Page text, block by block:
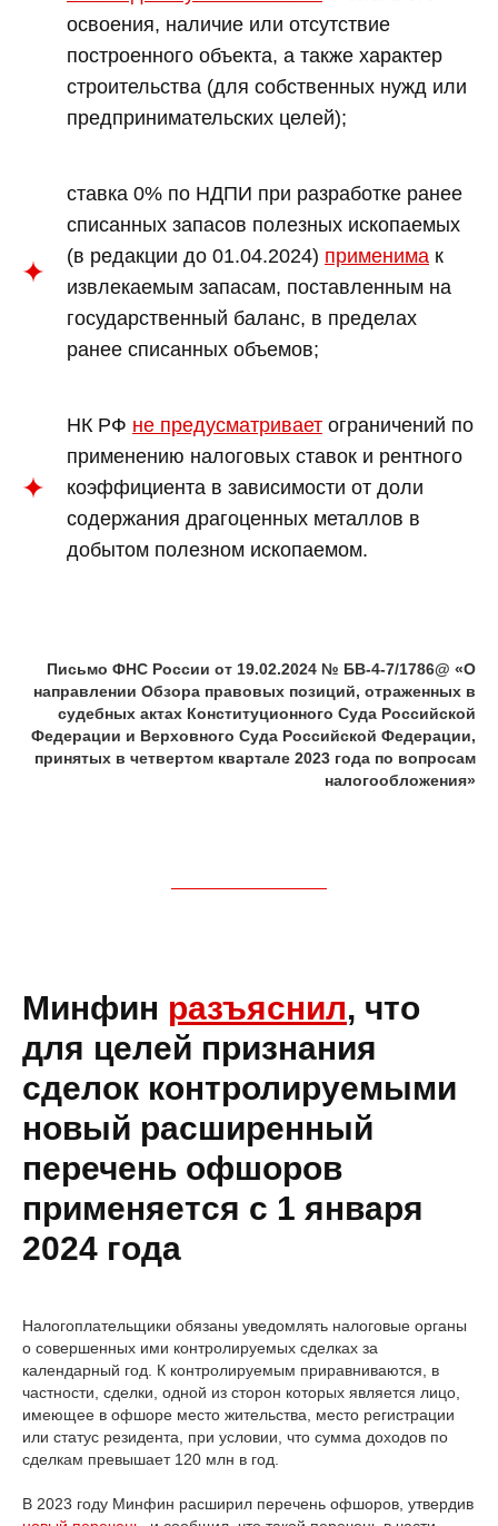
освоения, наличие или отсутствие
построенного объекта, а также характер
строительства (для собственных нужд или
предпринимательских целей);
ставка 0% по НДПИ при разработке ранее
списанных запасов полезных ископаемых
(в редакции до 01.04.2024) применима к
извлекаемым запасам, поставленным на
государственный баланс, в пределах
ранее списанных объемов;
НК РФ не предусматривает ограничений по
применению налоговых ставок и рентного
коэффициента в зависимости от доли
содержания драгоценных металлов в
добытом полезном ископаемом.
Письмо ФНС России от 19.02.2024 № БВ-4-7/1786@ «О
направлении Обзора правовых позиций, отраженных в
судебных актах Конституционного Суда Российской
Федерации и Верховного Суда Российской Федерации,
принятых в четвертом квартале 2023 года по вопросам
налогообложения»
Минфин разъяснил, что
для целей признания
сделок контролируемыми
новый расширенный
перечень офшоров
применяется с 1 января
2024 года
Налогоплательщики обязаны уведомлять налоговые органы
о совершенных ими контролируемых сделках за
календарный год. К контролируемым приравниваются, в
частности, сделки, одной из сторон которых является лицо,
имеющее в офшоре место жительства, место регистрации
или статус резидента, при условии, что сумма доходов по
сделкам превышает 120 млн в год.
В 2023 году Минфин расширил перечень офшоров, утвердив